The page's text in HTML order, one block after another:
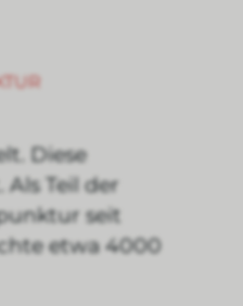
Diese
Teil der
seit
etwa 4000